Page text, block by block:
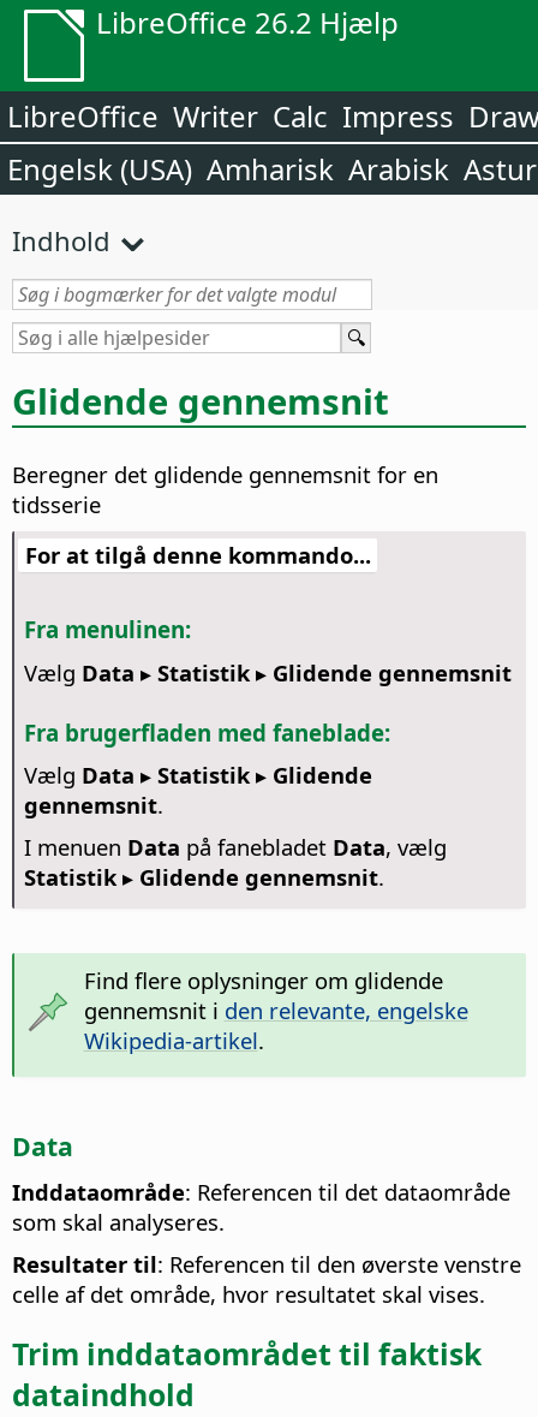
LibreOffice 26.2 Hjælp
LibreOffice Writer Calc Impress
Engelsk (USA) Amharisk Arabisk
Indhold
Glidende gennemsnit
Beregner det glidende gennemsnit for en
tidsserie
For at tilgå denne kommando...
Fra menulinen:
Vælg Data ▸ Statistik ▸ Glidende gennemsnit
Fra brugerfladen med faneblade:
Vælg Data ▸ Statistik ▸ Glidende
gennemsnit.
I menuen Data på fanebladet Data, vælg
Statistik ▸ Glidende gennemsnit.
Find flere oplysninger om glidende
gennemsnit i den relevante, engelske
Wikipedia-artikel.
Data
Inddataområde: Referencen til det dataområde
som skal analyseres.
Resultater til: Referencen til den øverste venstre
celle af det område, hvor resultatet skal vises.
Trim inddataområdet til faktisk
dataindhold